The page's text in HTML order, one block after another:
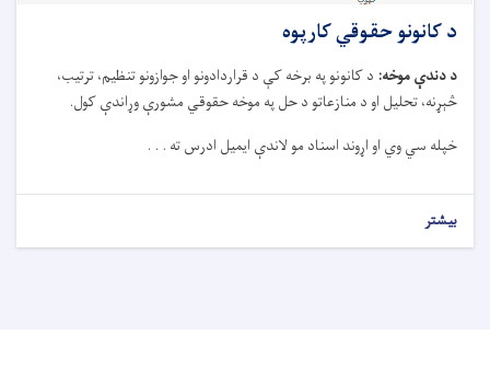
د کانونو حقوقي کارپوه
د دندې موخه: د کانونو په برخه کې د قراردادونو او جوازونو تنظیم، ترتیب،
څېړنه، تحلیل او د منازعاتو د حل په موخه حقوقي مشورې وړاندې کول.
خپله سي وي او اړوند اسناد مو لاندې ایمیل ادرس ته . . .
بیشتر